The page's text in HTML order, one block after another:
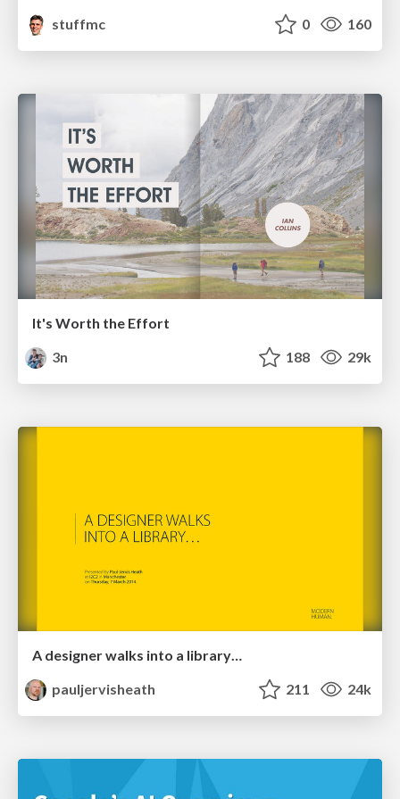
stuffmc
0 160
It's Worth the Effort
3n
188 29k
A designer walks into a library…
pauljervisheath
211 24k